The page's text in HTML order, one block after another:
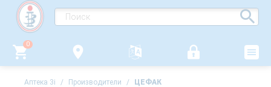
0
Аптека 3i / Производители / ЦЕФАК